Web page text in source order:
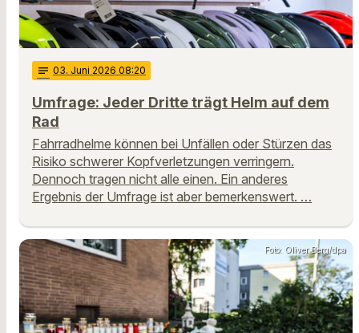
notes 03. Juni 2026 08:20
Umfrage: Jeder Dritte trägt Helm auf dem
Rad
Fahrradhelme können bei Unfällen oder Stürzen das
Risiko schwerer Kopfverletzungen verringern.
Dennoch tragen nicht alle einen. Ein anderes
Ergebnis der Umfrage ist aber bemerkenswert. …
Foto: Oliver Berg/dpa